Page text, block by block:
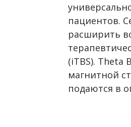
пациентов.
расширить
(iTBS).
магнитной
подаются в